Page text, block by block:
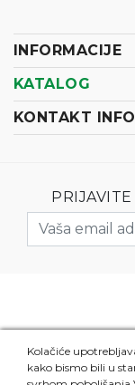
INFORMACIJE
KATALOG
KONTAKT
Kolačiće
kako bismo bili u